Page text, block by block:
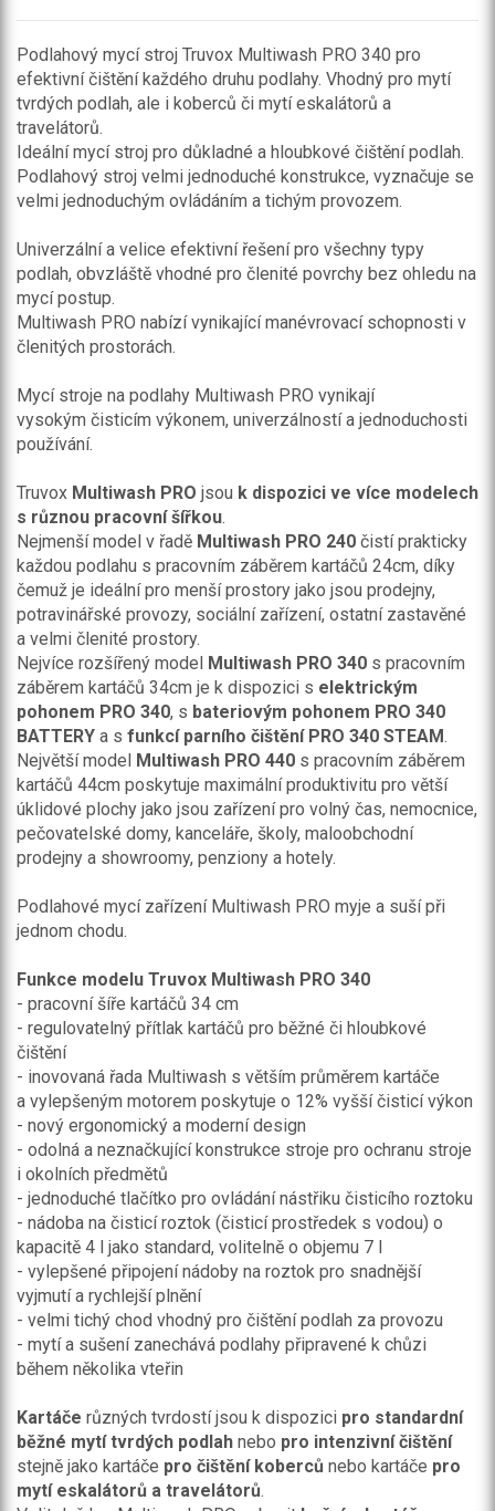
Podlahový mycí stroj Truvox Multiwash PRO 340 pro
efektivní čištění každého druhu podlahy. Vhodný pro mytí
tvrdých podlah, ale i koberců či mytí eskalátorů a
travelátorů.
Ideální mycí stroj pro důkladné a hloubkové čištění podlah.
Podlahový stroj velmi jednoduché konstrukce, vyznačuje se
velmi jednoduchým ovládáním a tichým provozem.
Univerzální a velice efektivní řešení pro všechny typy
podlah, obvzláště vhodné pro členité povrchy bez ohledu na
mycí postup.
Multiwash PRO nabízí vynikající manévrovací schopnosti v
členitých prostorách.
Mycí stroje na podlahy Multiwash PRO vynikají
vysokým čisticím výkonem, univerzálností a jednoduchosti
používání.
Truvox Multiwash PRO jsou k dispozici ve více modelech
s různou pracovní šířkou.
Nejmenší model v řadě Multiwash PRO 240 čistí prakticky
každou podlahu s pracovním záběrem kartáčů 24cm, díky
čemuž je ideální pro menší prostory jako jsou prodejny,
potravinářské provozy, sociální zařízení, ostatní zastavěné
a velmi členité prostory.
Nejvíce rozšířený model Multiwash PRO 340 s pracovním
záběrem kartáčů 34cm je k dispozici s elektrickým
pohonem PRO 340, s bateriovým pohonem PRO 340
BATTERY a s funkcí parního čištění PRO 340 STEAM.
Největší model Multiwash PRO 440 s pracovním záběrem
kartáčů 44cm poskytuje maximální produktivitu pro větší
úklidové plochy jako jsou zařízení pro volný čas, nemocnice,
pečovatelské domy, kanceláře, školy, maloobchodní
prodejny a showroomy, penziony a hotely.
Podlahové mycí zařízení Multiwash PRO myje a suší při
jednom chodu.
Funkce modelu Truvox Multiwash PRO 340
- pracovní šíře kartáčů 34 cm
- regulovatelný přítlak kartáčů pro běžné či hloubkové
čištění
- inovovaná řada Multiwash s větším průměrem kartáče
a vylepšeným motorem poskytuje o 12% vyšší čisticí výkon
- nový ergonomický a moderní design
- odolná a neznačkující konstrukce stroje pro ochranu stroje
i okolních předmětů
- jednoduché tlačítko pro ovládání nástřiku čisticího roztoku
- nádoba na čisticí roztok (čisticí prostředek s vodou) o
kapacitě 4 l jako standard, volitelně o objemu 7 l
- vylepšené připojení nádoby na roztok pro snadnější
vyjmutí a rychlejší plnění
- velmi tichý chod vhodný pro čištění podlah za provozu
- mytí a sušení zanechává podlahy připravené k chůzi
během několika vteřin
Kartáče různých tvrdostí jsou k dispozici pro standardní
běžné mytí tvrdých podlah nebo pro intenzivní čištění
stejně jako kartáče pro čištění koberců nebo kartáče pro
mytí eskalátorů a travelátorů.